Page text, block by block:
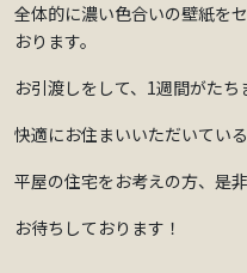
全体的に濃い色合いの壁紙を
おります。
お引渡しをして、1週間がたち
快適にお住まいいただいてい
平屋の住宅をお考えの方、是
お待ちしております！